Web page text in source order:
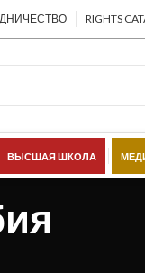
RIGHTS
ВЫСШАЯ ШКОЛА